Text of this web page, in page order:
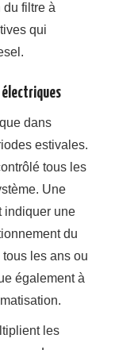
filtre à
qui
électriques
dans
estivales.
tous les
Une
indiquer une
du
les ans ou
également à
les